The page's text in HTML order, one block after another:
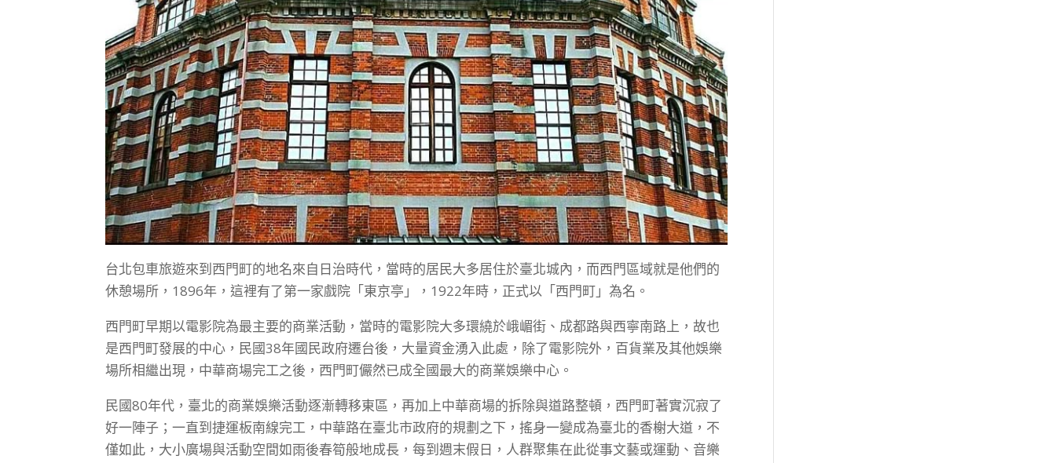
台北包車旅遊來到西門町的地名來自日治時代，當時的居民大多居住於臺北城內，而西門區域就是他們的
休憩場所，1896年，這裡有了第一家戲院「東京亭」，1922年時，正式以「西門町」為名。
西門町早期以電影院為最主要的商業活動，當時的電影院大多環繞於峨嵋街、成都路與西寧南路上，故也
是西門町發展的中心，民國38年國民政府遷台後，大量資金湧入此處，除了電影院外，百貨業及其他娛樂
場所相繼出現，中華商場完工之後，西門町儼然已成全國最大的商業娛樂中心。
民國80年代，臺北的商業娛樂活動逐漸轉移東區，再加上中華商場的拆除與道路整頓，西門町著實沉寂了
好一陣子；一直到捷運板南線完工，中華路在臺北市政府的規劃之下，搖身一變成為臺北的香榭大道，不
僅如此，大小廣場與活動空間如雨後春筍般地成長，每到週末假日，人群聚集在此從事文藝或運動、音樂